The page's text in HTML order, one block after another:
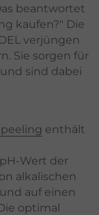
beantwortet
kaufen?" Die
verjüngen
Sie sorgen für
sind dabei
enthält
Wert der
alkalischen
auf einen
optimal